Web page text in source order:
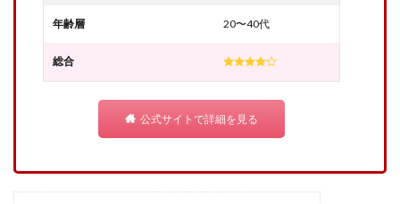
年齢層 20〜40代
総合
公式サイトで詳細を見る